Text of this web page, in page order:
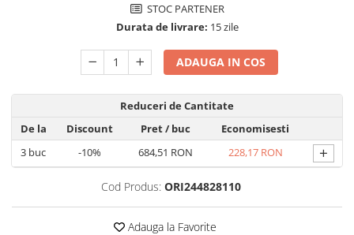
mica (rulota/caravan/case de
Sisteme fotovoltaice profesionale
Pachete sisteme fotovoltaice
electrice
Cabluri de incarcare vehicule
electrice
Prize de incarcare vehicule
STOC PARTENER
Durata de livrare: 15 zile
ADAUGA IN COS
Reduceri de Cantitate
De la
Discount Pret/ buc
Economisesti
3 buc -10% 684,51 RON 228,17 RON +
Cod Produs: ORI244828110
Adauga la Favorite